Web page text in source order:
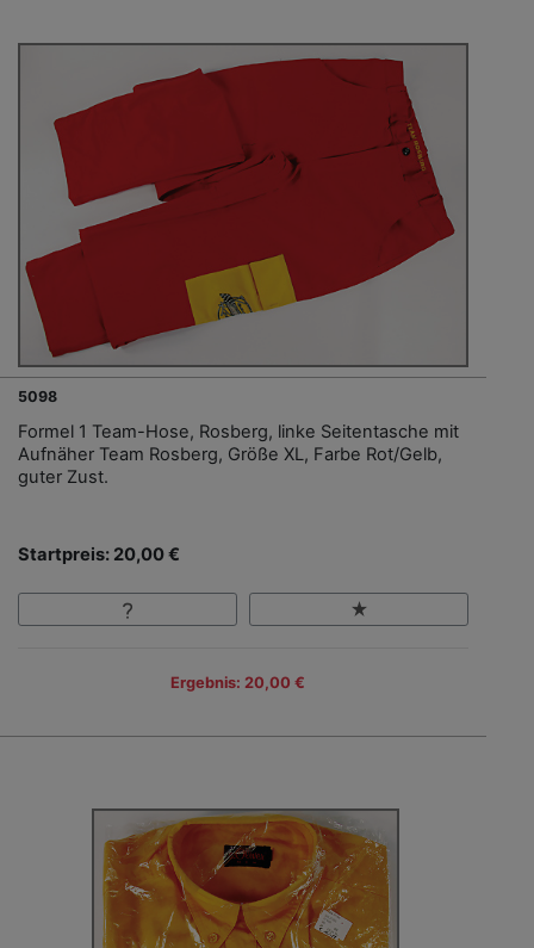
5098
Formel 1 Team-Hose, Rosberg, linke Seitentasche mit
Aufnäher Team Rosberg, Größe XL, Farbe Rot/Gelb,
guter Zust.
Startpreis: 20,00 €
Ergebnis: 20,00 €